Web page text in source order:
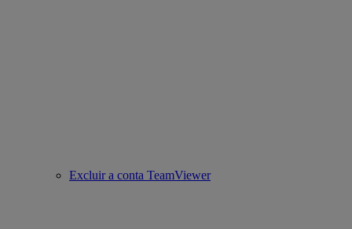
Excluir a conta TeamViewer